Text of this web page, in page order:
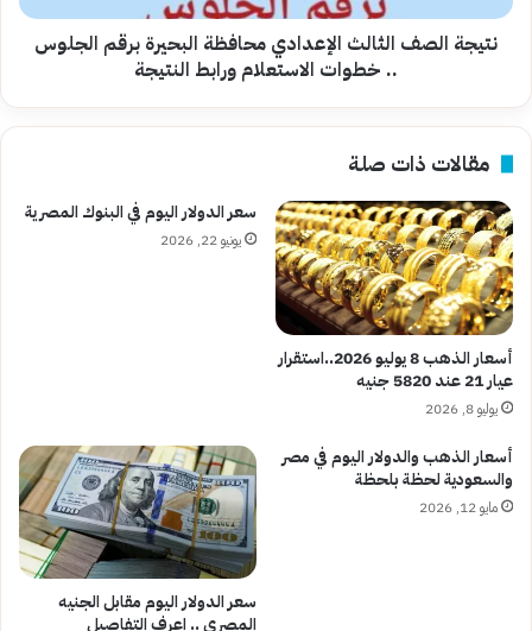
..
خطوات
الاستعلام
النتيجة
نتيجة الصف الثالث الإعدادي محافظة البحيرة برقم الجلوس
.. خطوات الاستعلام ورابط النتيجة
مقالات ذات صلة
أسعار الذهب 8 يوليو 2026..استقرار
عيار 21 عند 5820 جنيه
يوليو 8, 2026
سعر الدولار اليوم في البنوك المصرية
يونيو 22, 2026
أسعار الذهب والدولار اليوم في مصر
والسعودية لحظة بلحظة
مايو 12, 2026
سعر الدولار اليوم مقابل الجنيه
المصرى .. اعرف التفاصيل